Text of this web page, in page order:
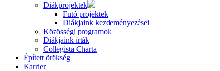
Diákprojektek
Futó projektek
Diákjaink kezdeményezései
Közösségi programok
Diákjaink írták
Collegista Charta
Épített örökség
Karrier